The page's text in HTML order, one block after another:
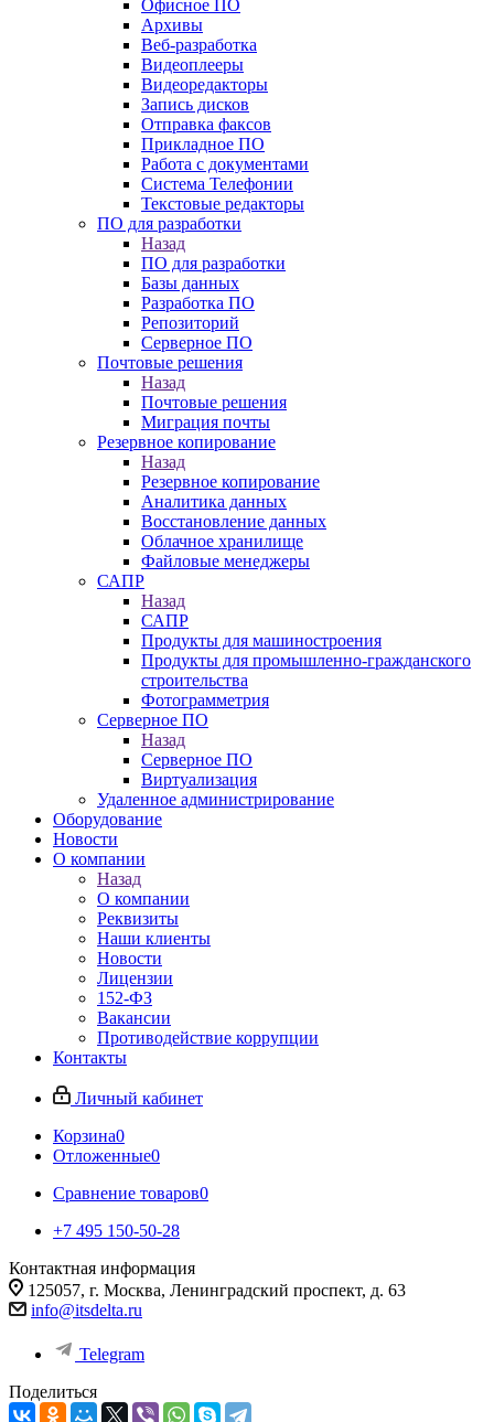
Офисное ПО
Архивы
Веб-разработка
Видеоплееры
Видеоредакторы
Запись дисков
Отправка факсов
Прикладное ПО
Работа с документами
Система Телефонии
Текстовые редакторы
ПО для разработки
Назад
ПО для разработки
Базы данных
Разработка ПО
Репозиторий
Серверное ПО
Почтовые решения
Назад
Почтовые решения
Миграция почты
Резервное копирование
Назад
Резервное копирование
Аналитика данных
Восстановление данных
Облачное хранилище
Файловые менеджеры
САПР
Назад
САПР
Продукты для машиностроения
Продукты для промышленно-гражданского
строительства
Фотограмметрия
Серверное ПО
Назад
Серверное ПО
Виртуализация
Удаленное администрирование
Оборудование
Новости
О компании
Назад
О компании
Реквизиты
Наши клиенты
Новости
Лицензии
152-ФЗ
Вакансии
Противодействие коррупции
Контакты
Личный кабинет
Корзина0
Отложенные0
Сравнение товаров0
+7 495 150-50-28
Контактная информация
125057, г. Москва, Ленинградский проспект, д. 63
info@itsdelta.ru
Telegram
Поделиться